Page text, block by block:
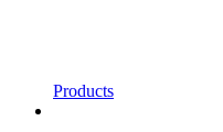
Products